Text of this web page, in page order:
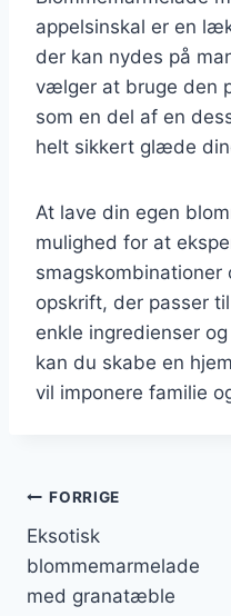
appelsinskal er en
der kan nydes på
vælger at bruge den
som en del af en
helt sikkert glæde
At lave din egen
mulighed for at
opskrift, der passer
enkle ingredienser
kan du skabe en
vil imponere familie
FORRIGE
Eksotisk
blommemarmelade
med granatæble